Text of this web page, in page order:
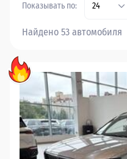
Показывать по: 24
Найдено 53 автомобиля